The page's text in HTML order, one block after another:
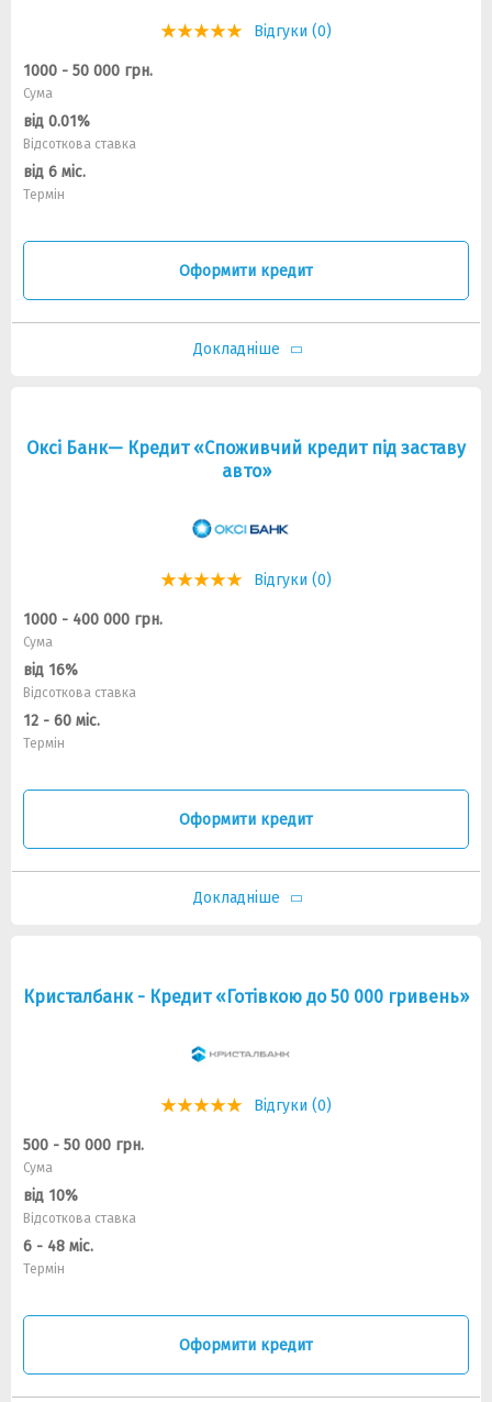
Відгуки (0)
1000 - 50 000 грн.
Сума
від 0.01%
Відсоткова ставка
від 6 міс.
Термін
Оформити кредит
Докладніше
Оксі Банк— Кредит «Споживчий кредит під заставу
авто»
Відгуки (0)
1000 - 400 000 грн.
Сума
від 16%
Відсоткова ставка
12 - 60 міс.
Термін
Оформити кредит
Докладніше
Кристалбанк - Кредит «Готівкою до 50 000 гривень»
Відгуки (0)
500 - 50 000 грн.
Сума
від 10%
Відсоткова ставка
6 - 48 міс.
Термін
Оформити кредит